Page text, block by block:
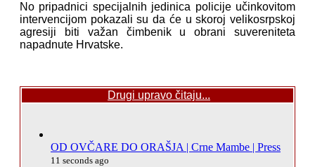
No pripadnici specijalnih jedinica policije učinkovitom
intervencijom pokazali su da će u skoroj velikosrpskoj
agresiji biti važan čimbenik u obrani suvereniteta
napadnute Hrvatske.
Drugi upravo čitaju...
OD OVČARE DO ORAŠJA | Crne Mambe | Press
11 seconds ago